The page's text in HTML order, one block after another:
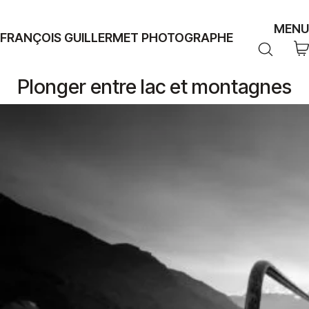
FRANÇOIS GUILLERMET PHOTOGRAPHE
MENU
Plonger entre lac et montagnes